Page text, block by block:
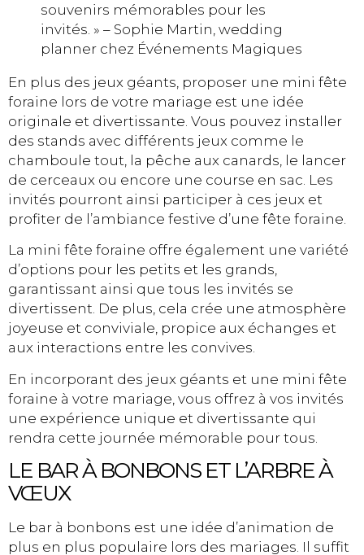
souvenirs mémorables pour les
invités. » – Sophie Martin, wedding
planner chez Événements Magiques
En plus des jeux géants, proposer une mini fête
foraine lors de votre mariage est une idée
originale et divertissante. Vous pouvez installer
des stands avec différents jeux comme le
chamboule tout, la pêche aux canards, le lancer
de cerceaux ou encore une course en sac. Les
invités pourront ainsi participer à ces jeux et
profiter de l’ambiance festive d’une fête foraine.
La mini fête foraine offre également une variété
d’options pour les petits et les grands,
garantissant ainsi que tous les invités se
divertissent. De plus, cela crée une atmosphère
joyeuse et conviviale, propice aux échanges et
aux interactions entre les convives.
En incorporant des jeux géants et une mini fête
foraine à votre mariage, vous offrez à vos invités
une expérience unique et divertissante qui
rendra cette journée mémorable pour tous.
LE BAR À BONBONS ET L’ARBRE À
VŒUX
Le bar à bonbons est une idée d’animation de
plus en plus populaire lors des mariages. Il suffit